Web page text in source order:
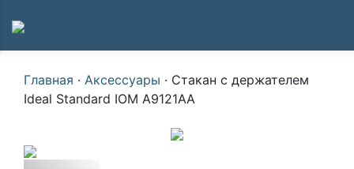
Главная · Аксессуары · Стакан с держателем
Ideal Standard IOM A9121AA